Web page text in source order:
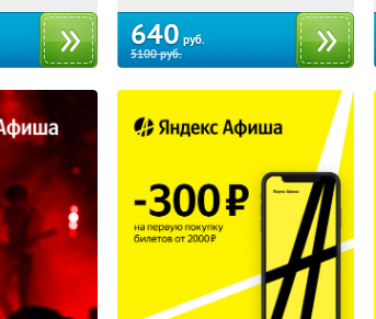
640 руб.
5100руб.